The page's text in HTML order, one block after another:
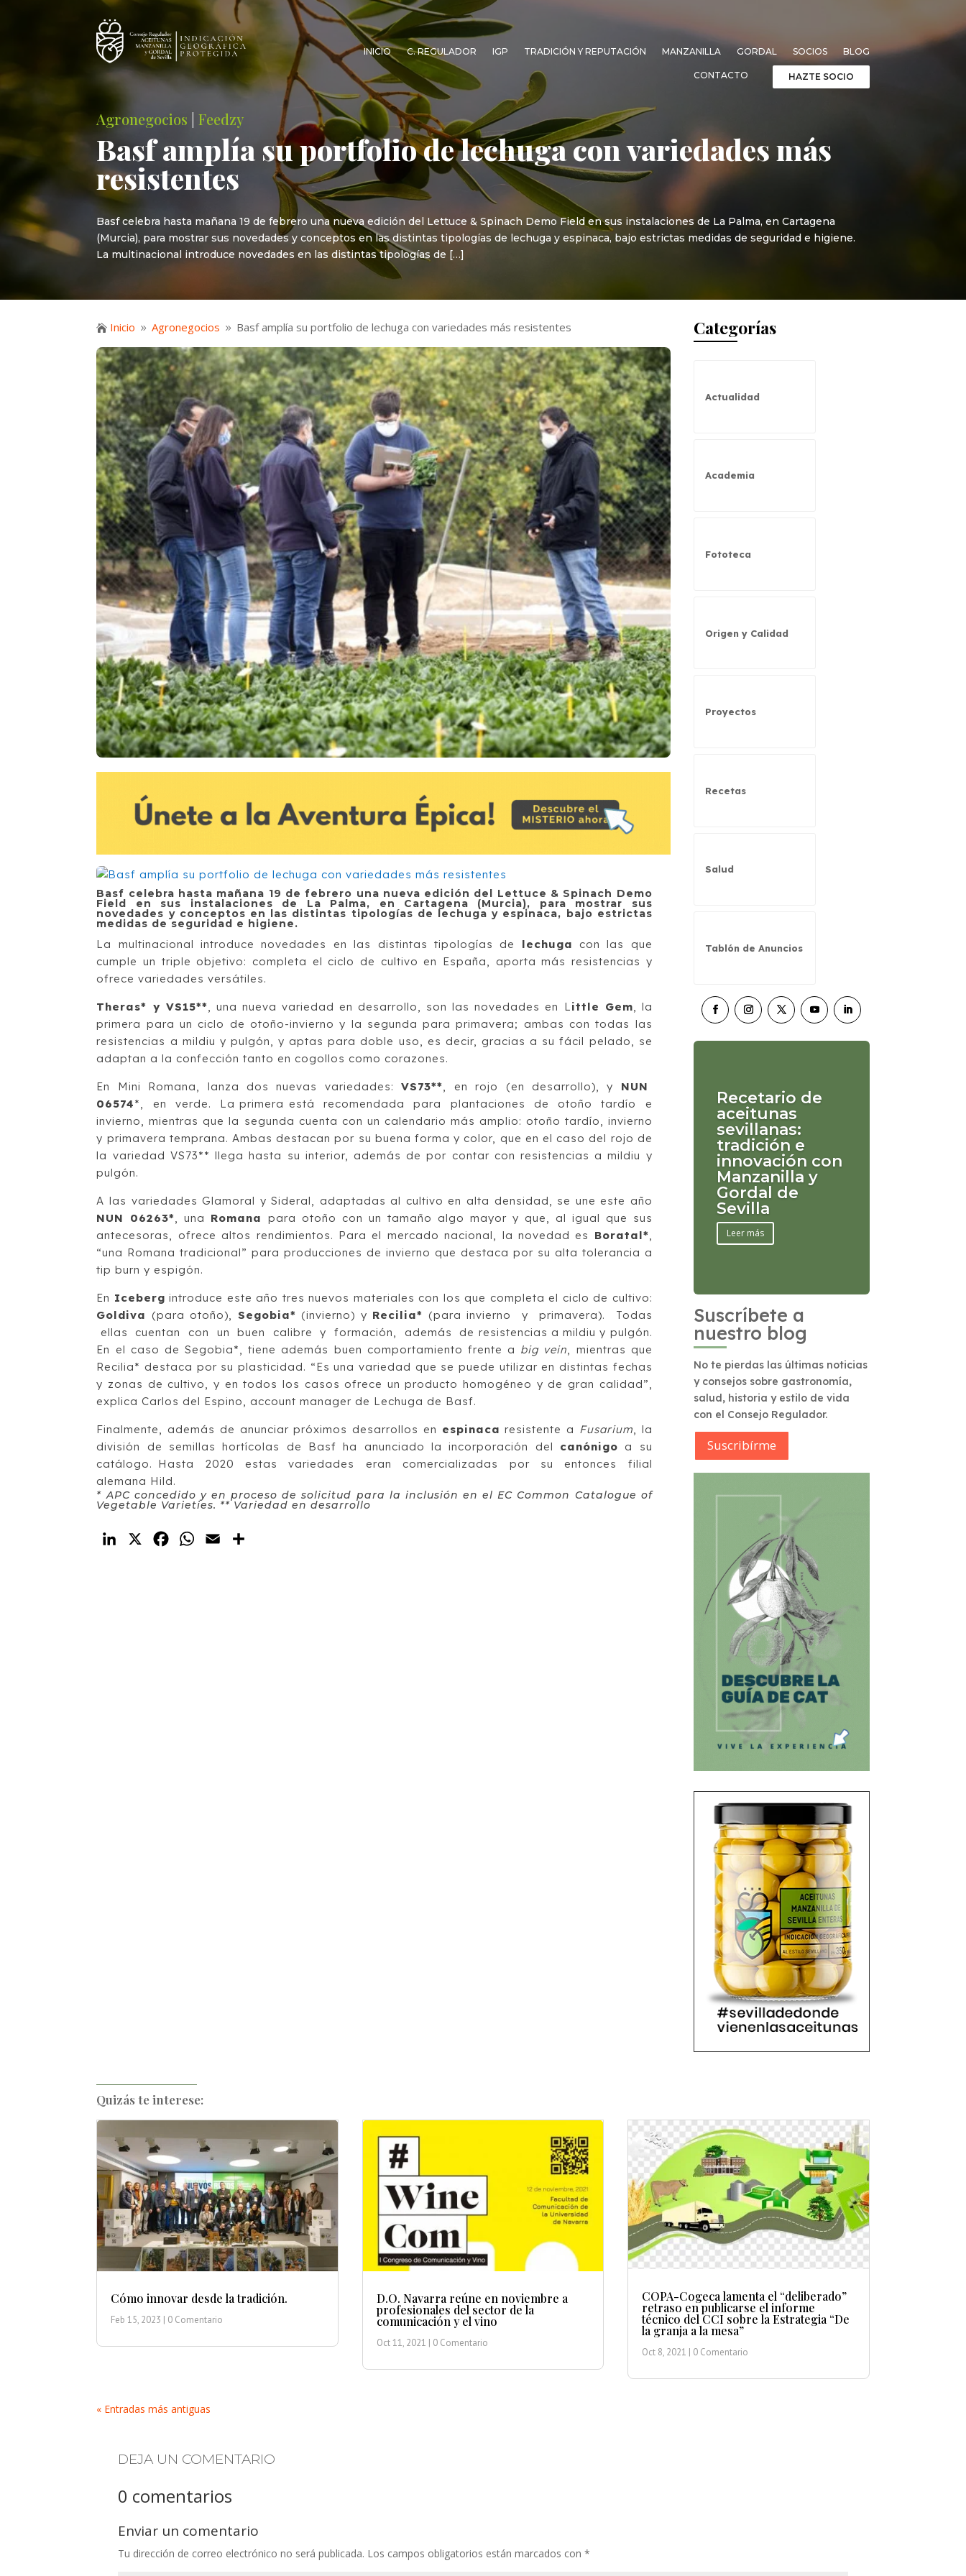
INICIO C. REGULADOR IGP TRADICIÓN Y REPUTACIÓN MANZANILLA GORDAL SOCIOS BLOG
CONTACTO HAZTE SOCIO
Agronegocios |Feedzy
Basf amplía su portfolio de lechuga con variedades más
resistentes
Basf celebra hasta mañana 19 de febrero una nueva edición del Lettuce & Spinach Demo Field en sus instalaciones de La Palma, en Cartagena
(Murcia), para mostrar sus novedades y conceptos en las distintas tipologías de lechuga y espinaca, bajo estrictas medidas de seguridad e higiene.
La multinacional introduce novedades en las distintas tipologías de […]
 Inicio 9 Agronegocios 9 Basf amplía su portfolio de lechuga con variedades más resistentes
Basf celebra hasta mañana 19 de febrero una nueva edición del Lettuce & Spinach Demo
Field en sus instalaciones de La Palma, en Cartagena (Murcia), para mostrar sus
novedades y conceptos en las distintas tipologías de lechuga y espinaca, bajo estrictas
medidas de seguridad e higiene.
La multinacional introduce novedades en las distintas tipologías de lechuga con las que
cumple un triple objetivo: completa el ciclo de cultivo en España, aporta más resistencias y
ofrece variedades versátiles.
Theras* y VS15**, una nueva variedad en desarrollo, son las novedades en Little Gem, la
primera para un ciclo de otoño-invierno y la segunda para primavera; ambas con todas las
resistencias a mildiu y pulgón, y aptas para doble uso, es decir, gracias a su fácil pelado, se
adaptan a la confección tanto en cogollos como corazones.
En Mini Romana, lanza dos nuevas variedades:VS73**, en rojo (en desarrollo), y NUN
06574*, en verde. La primera está recomendada para plantaciones de otoño tardío e
invierno, mientras que la segunda cuenta con un calendario más amplio: otoño tardío, invierno
y primavera temprana. Ambas destacan por su buena forma y color, que en el caso del rojo de
la variedad VS73** llega hasta su interior, además de por contar con resistencias a mildiu y
pulgón.
A las variedades Glamoral y Sideral, adaptadas al cultivo en alta densidad, se une este año
NUN 06263*, una Romana para otoño con un tamaño algo mayor y que, al igual que sus
antecesoras, ofrece altos rendimientos. Para el mercado nacional, la novedad es Boratal*,
“una Romana tradicional” para producciones de invierno que destaca por su alta tolerancia a
tip burn y espigón.
En Iceberg introduce este año tres nuevos materiales con los que completa el ciclo de cultivo:
Goldiva (para otoño), Segobia* (invierno) y Recilia* (para invierno y primavera). Todas
ellas cuentan con un buen calibre y formación, además de resistencias a mildiu y pulgón.
En el caso de Segobia*, tiene además buen comportamiento frente a big vein, mientras que
Recilia* destaca por su plasticidad. “Es una variedad que se puede utilizar en distintas fechas
y zonas de cultivo, y en todos los casos ofrece un producto homogéneo y de gran calidad”,
explica Carlos del Espino, account manager de Lechuga de Basf.
Finalmente, además de anunciar próximos desarrollos en espinaca resistente a Fusarium, la
división de semillas hortícolas de Basf ha anunciado la incorporación del canónigo a su
catálogo. Hasta 2020 estas variedades eran comercializadas por su entonces filial
alemana Hild.
* APC concedido y en proceso de solicitud para la inclusión en el EC Common Catalogue of
Vegetable Varieties. ** Variedad en desarrollo
LinkedIn
X FacebookWhatsApp
Email
Categorías
Actualidad
Academia
Fototeca
Origen y Calidad
Proyectos
Recetas
Salud
Tablón de Anuncios
Recetario de
aceitunas
sevillanas:
tradición e
innovación con
Manzanilla y
Gordal de
Sevilla
Leer más
Suscríbete a
nuestro blog
No te pierdas las últimas noticias
y consejos sobre gastronomía,
salud, historia y estilo de vida
con el Consejo Regulador.
Suscribírme
Quizás te interese:
Cómo innovar desde la tradición.
Feb 15, 2023 | 0 Comentario
D.O. Navarra reúne en noviembre a
profesionales del sector de la
comunicación y el vino
Oct 11, 2021 | 0 Comentario
COPA-Cogeca lamenta el “deliberado”
retraso en publicarse el informe
técnico del CCI sobre la Estrategia “De
la granja a la mesa”
Oct 8, 2021 | 0 Comentario
« Entradas más antiguas
DEJA UN COMENTARIO
0 comentarios
Enviar un comentario
Tu dirección de correo electrónico no será publicada. Los campos obligatorios están marcados con*